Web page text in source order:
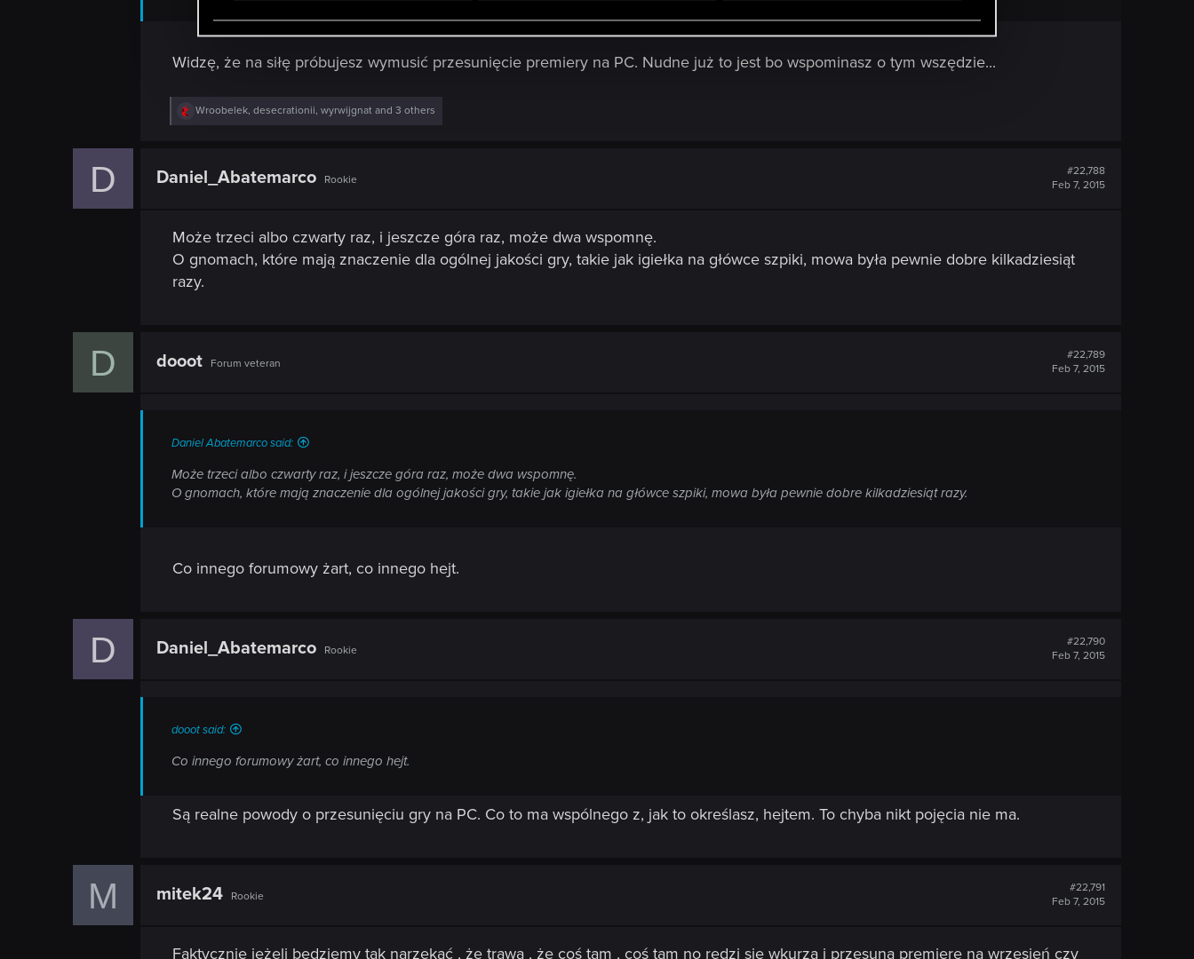
e
l
e
i
Widzę, że na siłę próbujesz wymusić przesunięcie premiery na PC. Nudne już to jest bo wspominasz o tym wszędzie...
R
e
i
:
Wroobelek, desecrationii, wyrwijgnat and 3 others
D Daniel_Abatemarco Rookie
#22,788
Feb 7, 2015
Może trzeci albo czwarty raz, i jeszcze góra raz, może dwa wspomnę.
O gnomach, które mają znaczenie dla ogólnej jakości gry, takie jak igiełka na główce szpiki, mowa była pewnie dobre kilkadziesiąt
razy.
D dooot Forum veteran
#22,789
Feb 7, 2015
Daniel Abatemarco said:
Może trzeci albo czwarty raz, i jeszcze góra raz, może dwa wspomnę.
O gnomach, które mają znaczenie dla ogólnej jakości gry, takie jak igiełka na główce szpiki, mowa była pewnie dobre kilkadziesiąt razy.
Co innego forumowy żart, co innego hejt.
D Daniel_Abatemarco Rookie
#22,790
Feb 7, 2015
dooot said:
Co innego forumowy żart, co innego hejt.
Są realne powody o przesunięciu gry na PC. Co to ma wspólnego z, jak to określasz, hejtem. To chyba nikt pojęcia nie ma.
M mitek24 Rookie
#22,791
Feb 7, 2015
Faktycznie jeżeli będziemy tak narzekać , że trawa , że coś tam , coś tam no redzi się wkurzą i przesuną premierę na wrzesień czy